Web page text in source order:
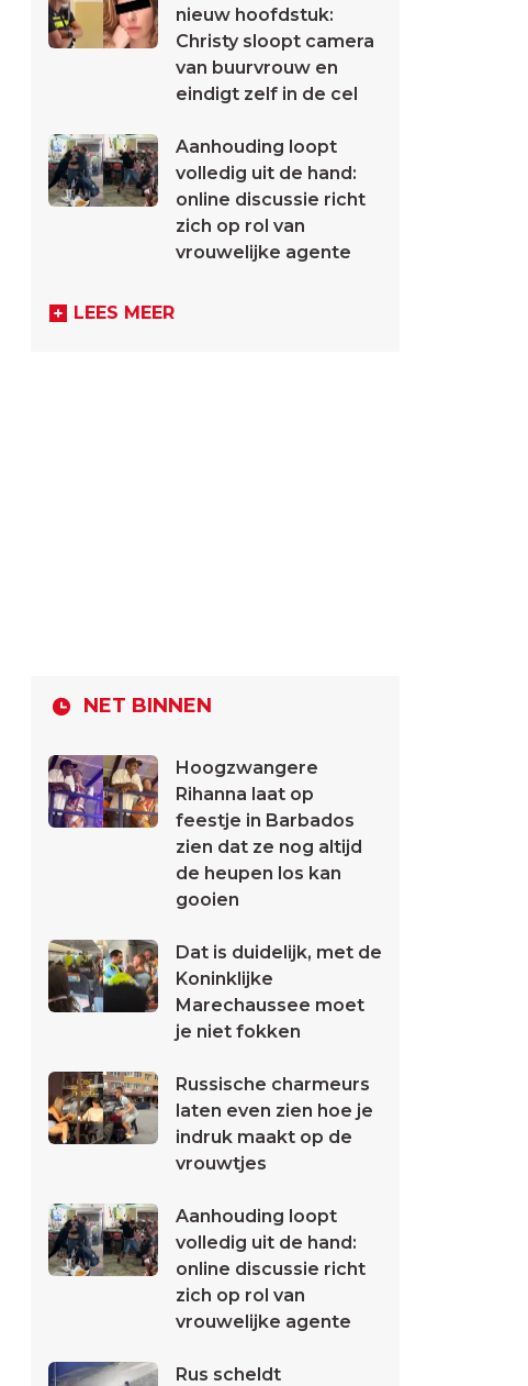
nieuw hoofdstuk:
Christy sloopt camera
van buurvrouw en
eindigt zelf in de cel
Aanhouding loopt
volledig uit de hand:
online discussie richt
zich op rol van
vrouwelijke agente
LEES MEER
NET BINNEN
Hoogzwangere
Rihanna laat op
feestje in Barbados
zien dat ze nog altijd
de heupen los kan
gooien
Dat is duidelijk, met de
Koninklijke
Marechaussee moet
je niet fokken
Russische charmeurs
laten even zien hoe je
indruk maakt op de
vrouwtjes
Aanhouding loopt
volledig uit de hand:
online discussie richt
zich op rol van
vrouwelijke agente
Rus scheldt